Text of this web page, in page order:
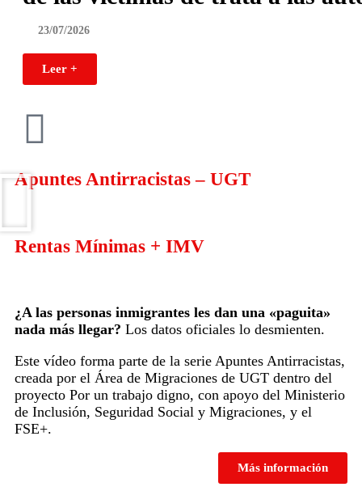
23/07/2026
Leer +
Apuntes Antirracistas – UGT
Rentas Mínimas + IMV
¿A las personas inmigrantes les dan una «paguita»
nada más llegar? Los datos oficiales lo desmienten.
Este vídeo forma parte de la serie Apuntes Antirracistas,
creada por el Área de Migraciones de UGT dentro del
proyecto Por un trabajo digno, con apoyo del Ministerio
de Inclusión, Seguridad Social y Migraciones, y el
FSE+.
Más información